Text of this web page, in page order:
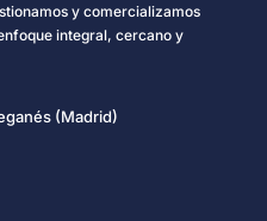
y comercializamos
integral, cercano y
(Madrid)